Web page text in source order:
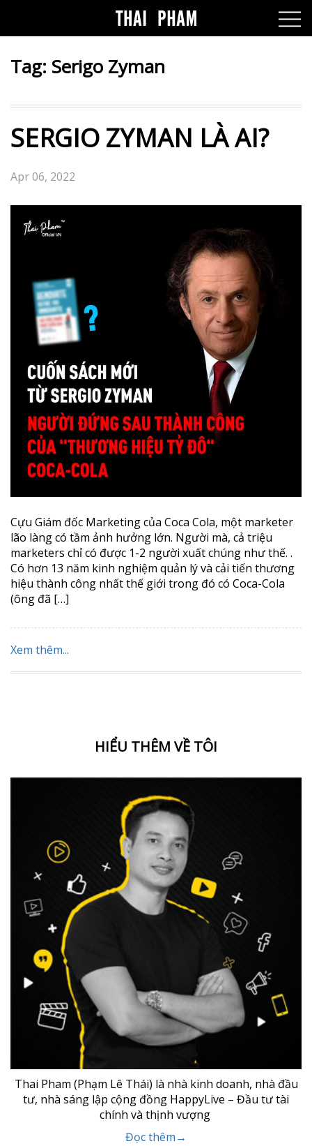
Tag: Serigo Zyman
SERGIO ZYMAN LÀ AI?
Apr 06, 2022
Cựu Giám đốc Marketing của Coca Cola, một marketer
lão làng có tầm ảnh hưởng lớn. Người mà, cả triệu
marketers chỉ có được 1-2 người xuất chúng như thế. .
Có hơn 13 năm kinh nghiệm quản lý và cải tiến thương
hiệu thành công nhất thế giới trong đó có Coca-Cola
(ông đã […]
Xem thêm...
HIỂU THÊM VỀ TÔI
Thai Pham (Phạm Lê Thái) là nhà kinh doanh, nhà đầu
tư, nhà sáng lập cộng đồng HappyLive – Đầu tư tài
chính và thịnh vượng
Đọc thêm→